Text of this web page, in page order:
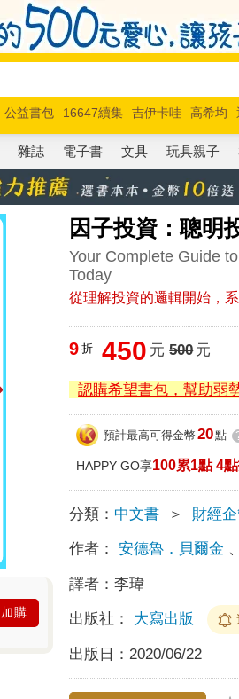
公益書包 16647續集 吉伊卡哇 高希均
馬斯克 玩具總動員5 超慢跑
雜誌 電子書 文具 玩具親子
因子投資：聰明
Your Complete Guide
Today
從理解投資的邏輯開始，
加購
9 折 450 元 500元
認購希望書包，幫助弱
預計最高可得金幣 20點
HAPPY GO享100累1點 4
分類： 中文書 ＞ 財經
作者： 安德魯．貝爾金 、
譯者：李瑋
出版社： 大寫出版
出版日： 2020/06/22